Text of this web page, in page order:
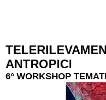
ANTROPICI
6° WORKSHOP